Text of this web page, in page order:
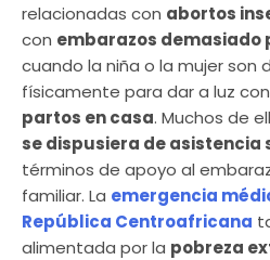
relacionadas con abortos
con embarazos demasiado
cuando la niña o la mujer son
físicamente para dar a luz
partos en casa. Muchos de
se dispusiera de asistencia
términos de apoyo al
familiar. La emergencia
República Centroafricana
alimentada por la pobreza